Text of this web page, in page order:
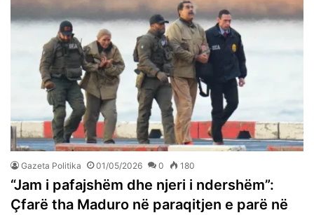
Gazeta Politika 01/05/2026 0 180
“Jam i pafajshëm dhe njeri i ndershëm”:
Çfarë tha Maduro në paraqitjen e parë në